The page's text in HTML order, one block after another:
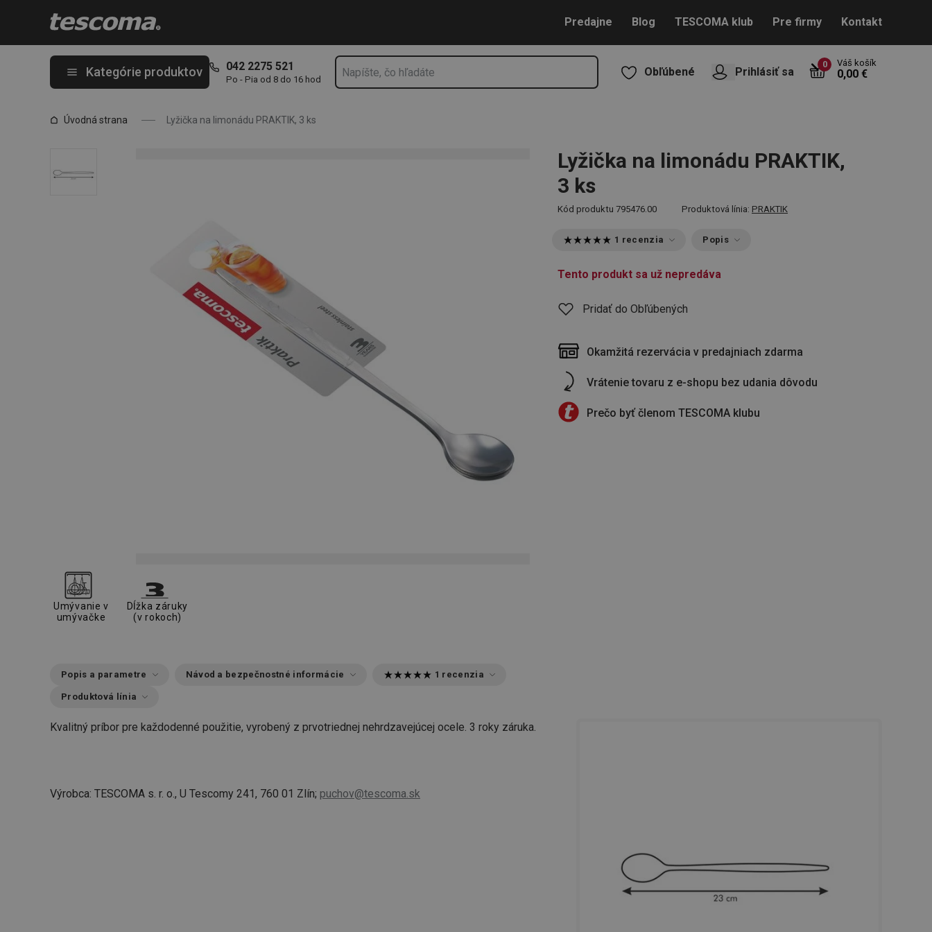
Predajne Blog TESCOMA klub Pre firmy Kontakt
Kategórie produktov 042 2275 521
Po - Pia od 8 do 16 hod
Obľúbené Prihlásiť sa
0 Váš košík
0,00 €
Úvodná strana Lyžička na limonádu PRAKTIK, 3 ks
Lyžička na limonádu PRAKTIK,
3 ks
Kód produktu 795476.00 Produktová línia: PRAKTIK
1 recenzia Popis
Tento produkt sa už nepredáva
Pridať do Obľúbených
Okamžitá rezervácia v predajniach zdarma
Vrátenie tovaru z e-shopu bez udania dôvodu
Prečo byť členom TESCOMA klubu
Umývanie v
umývačke
Dĺžka záruky
(v rokoch)
Popis a parametre Návod a bezpečnostné informácie 1 recenzia
Produktová línia
Kvalitný príbor pre každodenné použitie, vyrobený z prvotriednej nehrdzavejúcej ocele. 3 roky záruka.
Výrobca: TESCOMA s. r. o., U Tescomy 241, 760 01 Zlín; puchov@tescoma.sk